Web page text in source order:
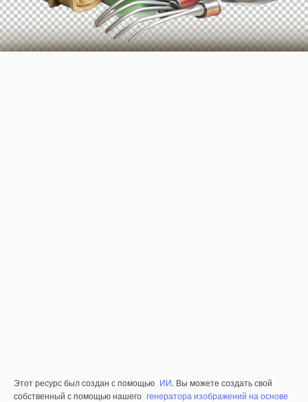
Этот ресурс был создан с помощью ИИ. Вы можете создать свой
собственный с помощью нашего генератора изображений на основе